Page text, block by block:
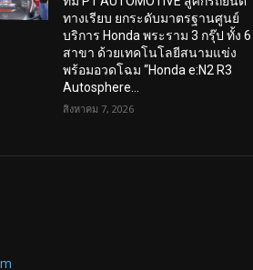
ทางเรียบ ยกระดับมาตรฐานศูนย์
บริการ Honda พระราม 3 กรุ๊ป ทั้ง 6
สาขา ด้วยเทคโนโลยีสนามแข่ง
พร้อมอวดโฉม “Honda e:N2 R3
Autosphere...
สิงหาคม 7, 2026